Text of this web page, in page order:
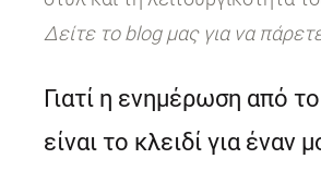
Δείτε το blog μας για να
Γιατί η ενημέρωση από
είναι το κλειδί για έναν